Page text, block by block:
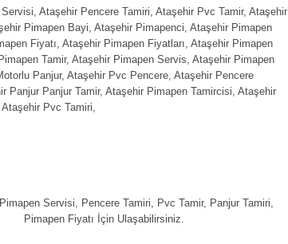
Ataşehir Pencere Tamiri, Ataşehir Pvc Tamir, Ataşehir
Pimapen Bayi, Ataşehir Pimapenci, Ataşehir Pimapen
Fiyatı, Ataşehir Pimapen Fiyatları, Ataşehir Pimapen
Tamir, Ataşehir Pimapen Servis, Ataşehir Pimapen
Panjur, Ataşehir Pvc Pencere, Ataşehir Pencere
Panjur Panjur Tamir, Ataşehir Pimapen Tamircisi, Ataşehir
Pvc Tamiri,
Servisi, Pencere Tamiri, Pvc Tamir, Panjur Tamiri,
Pimapen Fiyatı İçin Ulaşabilirsiniz.